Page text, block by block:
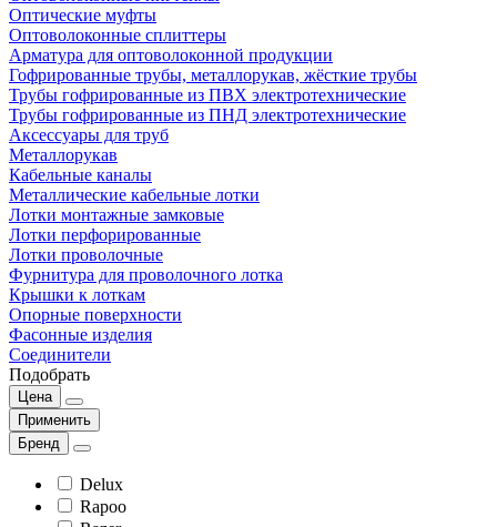
Оптические муфты
Оптоволоконные сплиттеры
Арматура для оптоволоконной продукции
Гофрированные трубы, металлорукав, жёсткие трубы
Трубы гофрированные из ПВХ электротехнические
Трубы гофрированные из ПНД электротехнические
Аксессуары для труб
Металлорукав
Кабельные каналы
Металлические кабельные лотки
Лотки монтажные замковые
Лотки перфорированные
Лотки проволочные
Фурнитура для проволочного лотка
Крышки к лоткам
Опорные поверхности
Фасонные изделия
Соединители
Подобрать
Цена
Применить
Бренд
Delux
Rapoo